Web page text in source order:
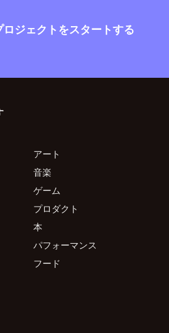
ジェクトをスタートする
アート
音楽
ゲーム
プロダクト
本
パフォーマンス
フード